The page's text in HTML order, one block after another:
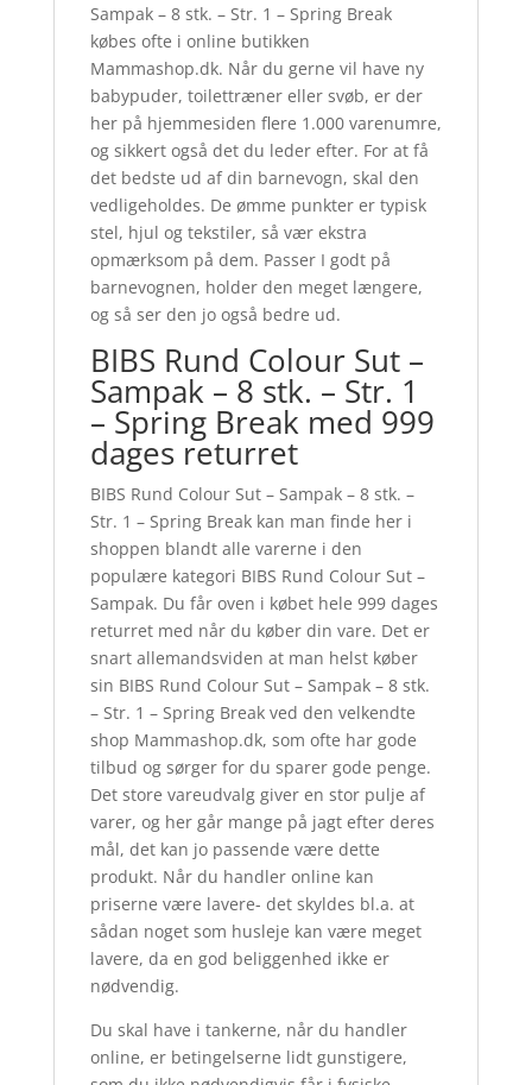
Sampak – 8 stk. – Str. 1 – Spring Break
købes ofte i online butikken
Mammashop.dk. Når du gerne vil have ny
babypuder, toilettræner eller svøb, er der
her på hjemmesiden flere 1.000 varenumre,
og sikkert også det du leder efter. For at få
det bedste ud af din barnevogn, skal den
vedligeholdes. De ømme punkter er typisk
stel, hjul og tekstiler, så vær ekstra
opmærksom på dem. Passer I godt på
barnevognen, holder den meget længere,
og så ser den jo også bedre ud.
BIBS Rund Colour Sut –
Sampak – 8 stk. – Str. 1
– Spring Break med 999
dages returret
BIBS Rund Colour Sut – Sampak – 8 stk. –
Str. 1 – Spring Break kan man finde her i
shoppen blandt alle varerne i den
populære kategori BIBS Rund Colour Sut –
Sampak. Du får oven i købet hele 999 dages
returret med når du køber din vare. Det er
snart allemandsviden at man helst køber
sin BIBS Rund Colour Sut – Sampak – 8 stk.
– Str. 1 – Spring Break ved den velkendte
shop Mammashop.dk, som ofte har gode
tilbud og sørger for du sparer gode penge.
Det store vareudvalg giver en stor pulje af
varer, og her går mange på jagt efter deres
mål, det kan jo passende være dette
produkt. Når du handler online kan
priserne være lavere- det skyldes bl.a. at
sådan noget som husleje kan være meget
lavere, da en god beliggenhed ikke er
nødvendig.
Du skal have i tankerne, når du handler
online, er betingelserne lidt gunstigere,